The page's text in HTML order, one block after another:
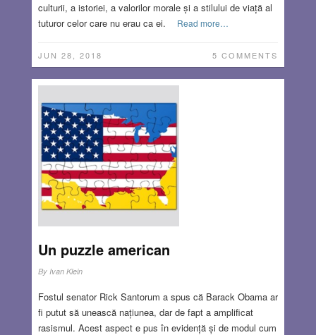
culturii, a istoriei, a valorilor morale și a stilului de viață al
tuturor celor care nu erau ca ei.
Read more…
JUN 28, 2018 5 COMMENTS
Un puzzle american
By Ivan Klein
Fostul senator Rick Santorum a spus că Barack Obama ar
fi putut să unească națiunea, dar de fapt a amplificat
rasismul. Acest aspect e pus în evidență și de modul cum